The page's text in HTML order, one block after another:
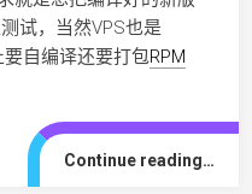
试，当然VPS也是
自编译还要打包RPM
Continue reading…